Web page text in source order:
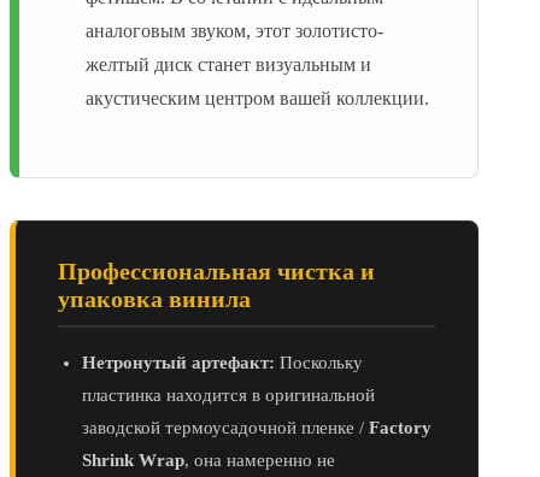
аналоговым звуком, этот золотисто-
желтый диск станет визуальным и
акустическим центром вашей коллекции.
Профессиональная чистка и
упаковка винила
Нетронутый артефакт: Поскольку
пластинка находится в оригинальной
заводской термоусадочной пленке / Factory
Shrink Wrap, она намеренно не